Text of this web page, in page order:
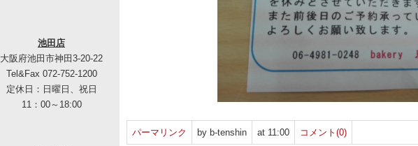
パーマリンク by b-tenshin at 11:00 コメント(0)
池田店
大阪府池田市神田3-20-22
Tel&Fax 072-752-1200
定休日：日曜日、祝日
11：00～18:00